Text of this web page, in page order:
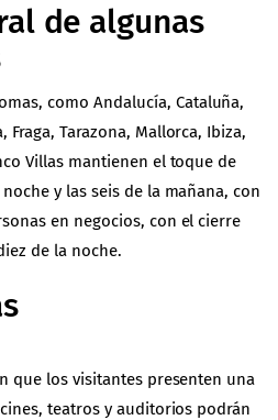
de algunas
como Andalucía, Cataluña,
Fraga, Tarazona, Mallorca, Ibiza,
Villas mantienen el toque de
y las seis de la mañana, con
en negocios, con el cierre
de la noche.
que los visitantes presenten una
teatros y auditorios podrán